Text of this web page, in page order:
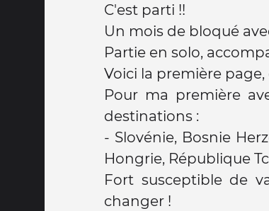
C'est parti !!
Un mois de bloqué
Partie en solo,
Voici la première
Pour ma première
destinations :
- Slovénie, Bosnie
Hongrie, République
Fort susceptible de
changer !